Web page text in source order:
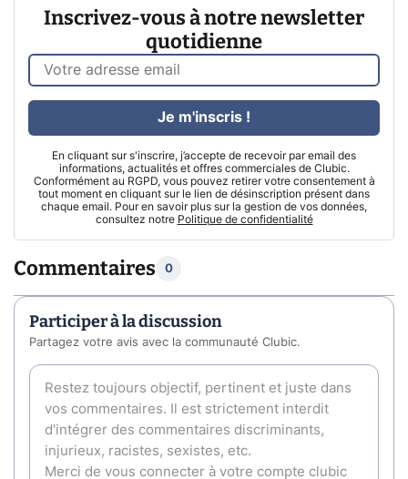
Inscrivez-vous à notre newsletter
quotidienne
En cliquant sur s'inscrire, j’accepte de recevoir par email des
informations, actualités et offres commerciales de Clubic.
Conformément au RGPD, vous pouvez retirer votre consentement à
tout moment en cliquant sur le lien de désinscription présent dans
chaque email. Pour en savoir plus sur la gestion de vos données,
consultez notre Politique de confidentialité
Je m'inscris !
Commentaires 0
Participer à la discussion
Partagez votre avis avec la communauté Clubic.